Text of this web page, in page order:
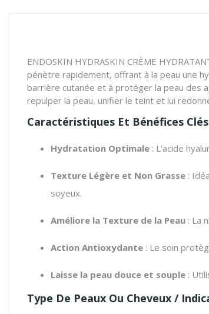
ENDOSKIN HYDRASKIN CRÈME
pénètre rapidement, offrant à la peau une
barrière cutanée et à protéger la peau des
repulper la peau, unifier le teint et lui
Caractéristiques Et Bénéfices Clés
Hydratation Optimale : L'acide
Texture Légère et Non Grasse :
soyeux.
Améliore la Texture de la Peau : La
Action Antioxydante : Le soin
Laisse la peau douce et souple :
Type De Peaux Ou Cheveux /